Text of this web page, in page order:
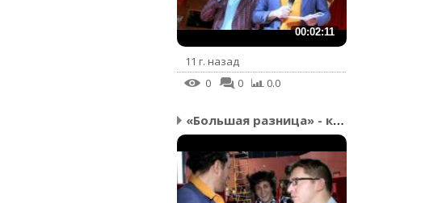
00:02:11
11 г. назад
0
0 0.0
«Большая разница» - ко...